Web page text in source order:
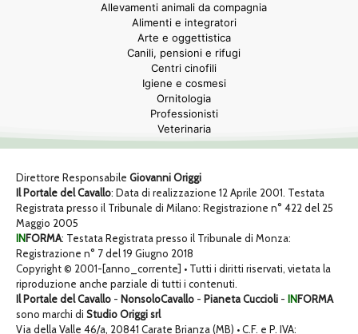
Allevamenti animali da compagnia
Alimenti e integratori
Arte e oggettistica
Canili, pensioni e rifugi
Centri cinofili
Igiene e cosmesi
Ornitologia
Professionisti
Veterinaria
Direttore Responsabile Giovanni Origgi
Il Portale del Cavallo: Data di realizzazione 12 Aprile 2001. Testata
Registrata presso il Tribunale di Milano: Registrazione n° 422 del 25
Maggio 2005
INFORMA: Testata Registrata presso il Tribunale di Monza:
Registrazione n° 7 del 19 Giugno 2018
Copyright © 2001-[anno_corrente] • Tutti i diritti riservati, vietata la
riproduzione anche parziale di tutti i contenuti.
Il Portale del Cavallo - NonsoloCavallo - Pianeta Cuccioli - INFORMA
sono marchi di Studio Origgi srl
Via della Valle 46/a, 20841 Carate Brianza (MB) • C.F. e P. IVA: